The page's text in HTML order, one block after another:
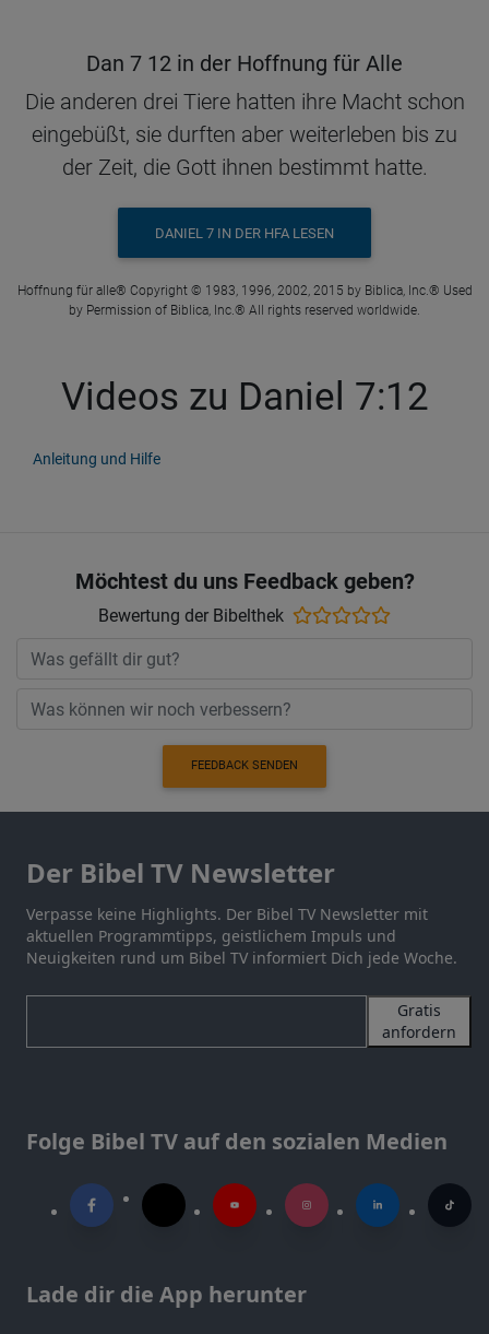
Dan 7 12 in der Hoffnung für Alle
Die anderen drei Tiere hatten ihre Macht schon
eingebüßt, sie durften aber weiterleben bis zu
der Zeit, die Gott ihnen bestimmt hatte.
DANIEL 7 IN DER HFA LESEN
Hoffnung für alle® Copyright © 1983, 1996, 2002, 2015 by Biblica, Inc.® Used
by Permission of Biblica, Inc.® All rights reserved worldwide.
Videos zu Daniel 7:12
Anleitung und Hilfe
Möchtest du uns Feedback geben?
Bewertung der Bibelthek
FEEDBACK SENDEN
Der Bibel TV Newsletter
Verpasse keine Highlights. Der Bibel TV Newsletter mit
aktuellen Programmtipps, geistlichem Impuls und
Neuigkeiten rund um Bibel TV informiert Dich jede Woche.
Gratis
anfordern
Folge Bibel TV auf den sozialen Medien
Lade dir die App herunter